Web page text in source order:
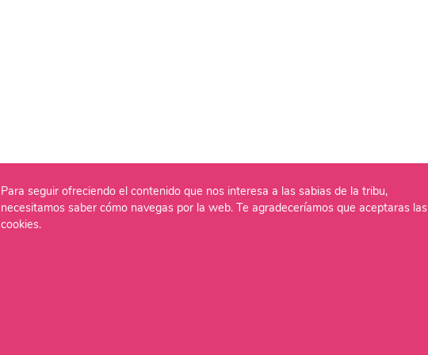
Para seguir ofreciendo el contenido que nos interesa a las sabias de la tribu,
necesitamos saber cómo navegas por la web. Te agradeceríamos que aceptaras las
cookies.